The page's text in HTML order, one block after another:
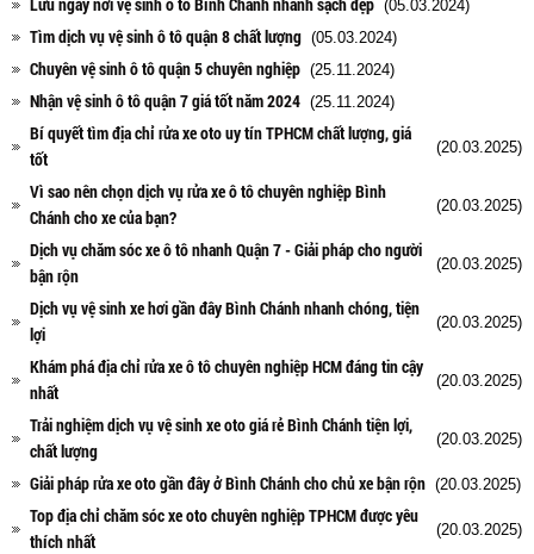
(05.03.2024)
Tìm dịch vụ vệ sinh ô tô quận 8 chất lượng (05.03.2024)
Chuyên vệ sinh ô tô quận 5 chuyên nghiệp (25.11.2024)
Nhận vệ sinh ô tô quận 7 giá tốt năm 2024 (25.11.2024)
Bí quyết tìm địa chỉ rửa xe oto uy tín TPHCM chất lượng, giá
tốt
(20.03.2025)
Vì sao nên chọn dịch vụ rửa xe ô tô chuyên nghiệp Bình
Chánh cho xe của bạn?
(20.03.2025)
Dịch vụ chăm sóc xe ô tô nhanh Quận 7 - Giải pháp cho người
bận rộn
(20.03.2025)
Dịch vụ vệ sinh xe hơi gần đây Bình Chánh nhanh chóng, tiện
lợi
(20.03.2025)
Khám phá địa chỉ rửa xe ô tô chuyên nghiệp HCM đáng tin cậy
nhất
(20.03.2025)
Trải nghiệm dịch vụ vệ sinh xe oto giá rẻ Bình Chánh tiện lợi,
chất lượng
(20.03.2025)
Giải pháp rửa xe oto gần đây ở Bình Chánh cho chủ xe bận rộn (20.03.2025)
Top địa chỉ chăm sóc xe oto chuyên nghiệp TPHCM được yêu
thích nhất
(20.03.2025)